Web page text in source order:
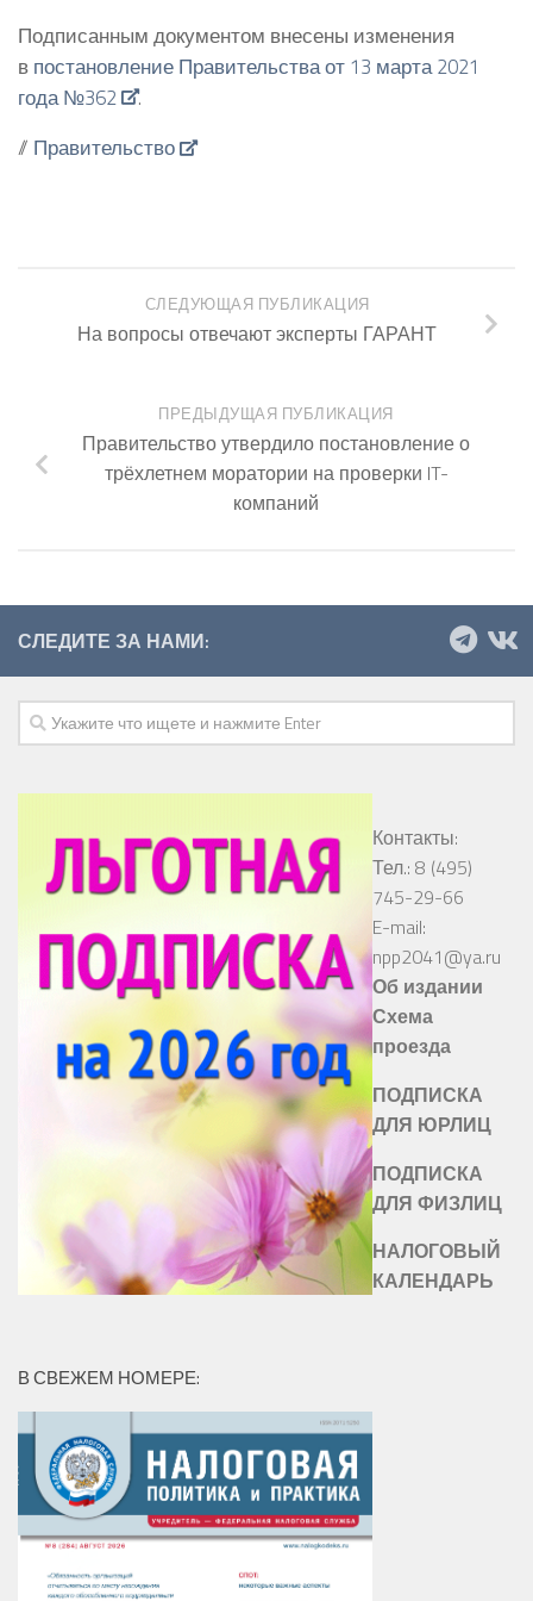
Подписанным документом внесены изменения
в постановление Правительства от 13 марта 2021
года №362
.
// Правительство
СЛЕДУЮЩАЯ ПУБЛИКАЦИЯ
На вопросы отвечают эксперты ГАРАНТ
ПРЕДЫДУЩАЯ ПУБЛИКАЦИЯ
Правительство утвердило постановление о
трёхлетнем моратории на проверки IT-
компаний
СЛЕДИТЕ ЗА НАМИ:
Контакты:
Тел.: 8 (495)
745-29-66
E-mail:
npp2041@ya.ru
Об издании
Схема
проезда
ПОДПИСКА
ДЛЯ ЮРЛИЦ
ПОДПИСКА
ДЛЯ ФИЗЛИЦ
НАЛОГОВЫЙ
КАЛЕНДАРЬ
В СВЕЖЕМ НОМЕРЕ: